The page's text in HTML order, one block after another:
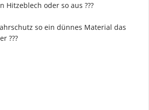
Hitzeblech oder so aus ???
so ein dünnes Material das
???